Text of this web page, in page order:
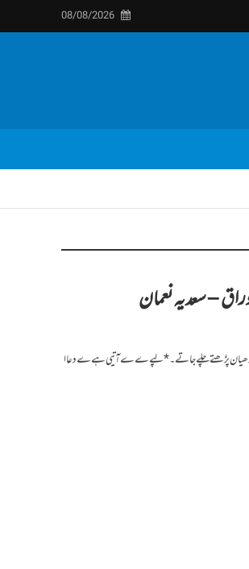
08/08/2026
– سعدیہ نعمان
اپنے دھیان پڑھتے چلے جاتے۔ *لپےےے آتیی ہےے دعاا